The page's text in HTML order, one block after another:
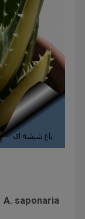
A. saponaria